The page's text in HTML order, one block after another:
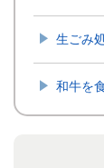
生ごみ
和牛を